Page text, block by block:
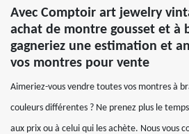
Avec Comptoir art jewelry
achat de montre gousset et à
gagneriez une estimation et
vos montres pour vente
Aimeriez-vous vendre toutes vos montres à
couleurs différentes ? Ne prenez plus le
aux prix ou à celui qui les achète. Nous vous